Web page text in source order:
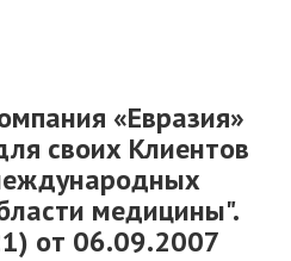
«Евразия»
своих Клиентов
медицины".
от 06.09.2007